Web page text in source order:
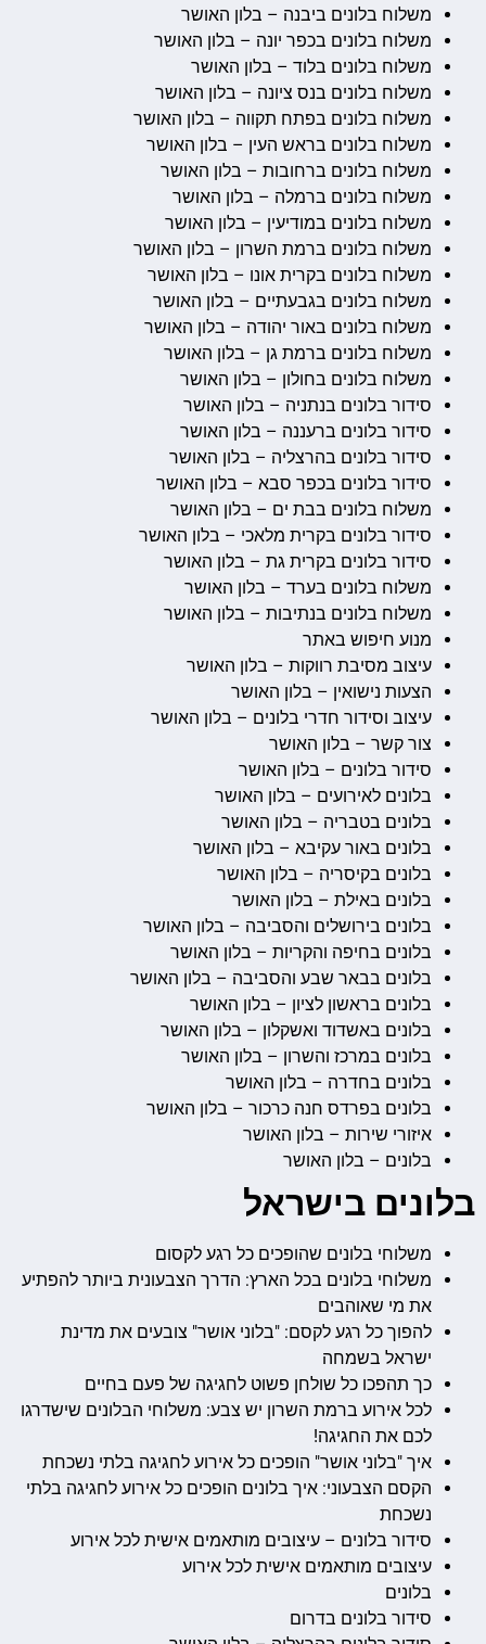
משלוח בלונים ביבנה – בלון האושר
משלוח בלונים בכפר יונה – בלון האושר
משלוח בלונים בלוד – בלון האושר
משלוח בלונים בנס ציונה – בלון האושר
משלוח בלונים בפתח תקווה – בלון האושר
משלוח בלונים בראש העין – בלון האושר
משלוח בלונים ברחובות – בלון האושר
משלוח בלונים ברמלה – בלון האושר
משלוח בלונים במודיעין – בלון האושר
משלוח בלונים ברמת השרון – בלון האושר
משלוח בלונים בקרית אונו – בלון האושר
משלוח בלונים בגבעתיים – בלון האושר
משלוח בלונים באור יהודה – בלון האושר
משלוח בלונים ברמת גן – בלון האושר
משלוח בלונים בחולון – בלון האושר
סידור בלונים בנתניה – בלון האושר
סידור בלונים ברעננה – בלון האושר
סידור בלונים בהרצליה – בלון האושר
סידור בלונים בכפר סבא – בלון האושר
משלוח בלונים בבת ים – בלון האושר
סידור בלונים בקרית מלאכי – בלון האושר
סידור בלונים בקרית גת – בלון האושר
משלוח בלונים בערד – בלון האושר
משלוח בלונים בנתיבות – בלון האושר
מנוע חיפוש באתר
עיצוב מסיבת רווקות – בלון האושר
הצעות נישואין – בלון האושר
עיצוב וסידור חדרי בלונים – בלון האושר
צור קשר – בלון האושר
סידור בלונים – בלון האושר
בלונים לאירועים – בלון האושר
בלונים בטבריה – בלון האושר
בלונים באור עקיבא – בלון האושר
בלונים בקיסריה – בלון האושר
בלונים באילת – בלון האושר
בלונים בירושלים והסביבה – בלון האושר
בלונים בחיפה והקריות – בלון האושר
בלונים בבאר שבע והסביבה – בלון האושר
בלונים בראשון לציון – בלון האושר
בלונים באשדוד ואשקלון – בלון האושר
בלונים במרכז והשרון – בלון האושר
בלונים בחדרה – בלון האושר
בלונים בפרדס חנה כרכור – בלון האושר
איזורי שירות – בלון האושר
בלונים – בלון האושר
בלונים בישראל
משלוחי בלונים שהופכים כל רגע לקסום
משלוחי בלונים בכל הארץ: הדרך הצבעונית ביותר להפתיע
את מי שאוהבים
להפוך כל רגע לקסם: "בלוני אושר" צובעים את מדינת
ישראל בשמחה
כך תהפכו כל שולחן פשוט לחגיגה של פעם בחיים
לכל אירוע ברמת השרון יש צבע: משלוחי הבלונים שישדרגו
לכם את החגיגה!
איך "בלוני אושר" הופכים כל אירוע לחגיגה בלתי נשכחת
הקסם הצבעוני: איך בלונים הופכים כל אירוע לחגיגה בלתי
נשכחת
סידור בלונים – עיצובים מותאמים אישית לכל אירוע
עיצובים מותאמים אישית לכל אירוע
בלונים
סידור בלונים בדרום